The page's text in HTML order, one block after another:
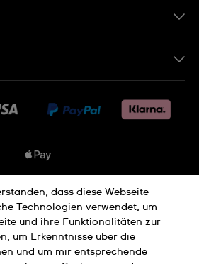
Entsorgung
Nutzungsbedingungen
dass diese Webseite
Technologien verwendet, um
und ihre Funktionalitäten zur
um Erkenntnisse über die
und um mir entsprechende